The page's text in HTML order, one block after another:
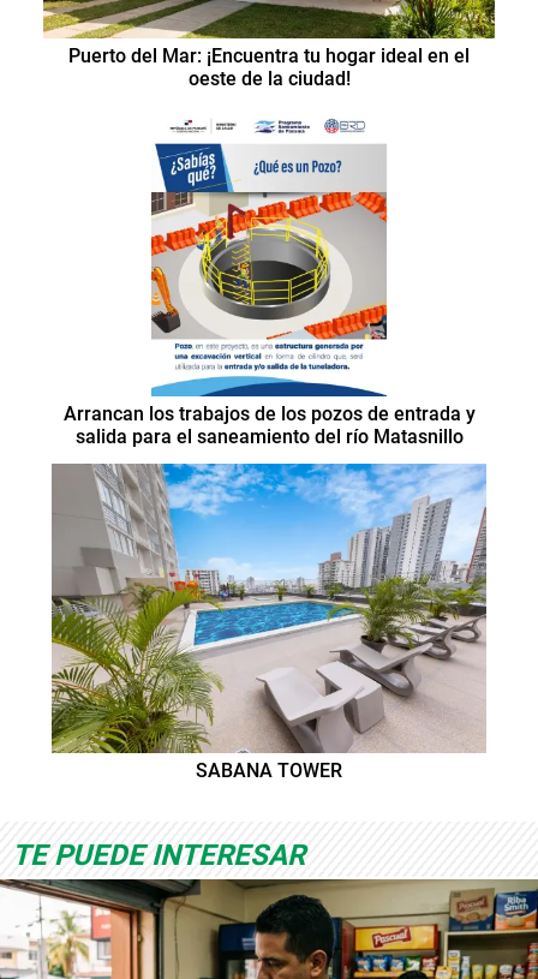
Puerto del Mar: ¡Encuentra tu hogar ideal en el
oeste de la ciudad!
Arrancan los trabajos de los pozos de entrada y
salida para el saneamiento del río Matasnillo
SABANA TOWER
TE PUEDE INTERESAR